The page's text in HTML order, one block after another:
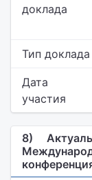
доклада
Тип доклада
Дата
участия
8)